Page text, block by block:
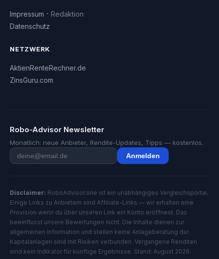
Impressum · Redaktion
Datenschutz
NETZWERK
AktienRenteRechner.de
ZinsGuru.com
Robo-Advisor Newsletter
Monatlich: neue Anbieter, Rendite-Updates, Tipps — kostenlos.
Anmelden
Disclaimer: RoboAdvisor.one ist ein unabhängiges Vergleichsportal.
Einige Links zu Anbietern sind Affiliate-Links — wir erhalten eine
Provision wenn du über unseren Link ein Konto eröffnest. Das
beeinflusst unsere Bewertungen nicht. Die Inhalte dienen zur
allgemeinen Information und stellen keine Anlageberatung dar.
Kapitalanlagen sind mit Risiken verbunden. Vergangene Renditen
sind kein Indikator für künftige Ergebnisse. Stand: August 2026.